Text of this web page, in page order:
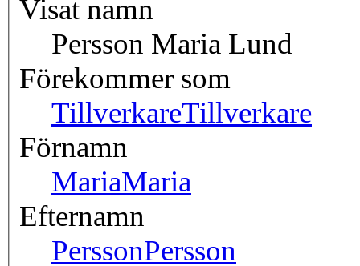
Visat namn
Persson Maria Lund
Förekommer som
TillverkareTillverkare
Förnamn
MariaMaria
Efternamn
PerssonPersson